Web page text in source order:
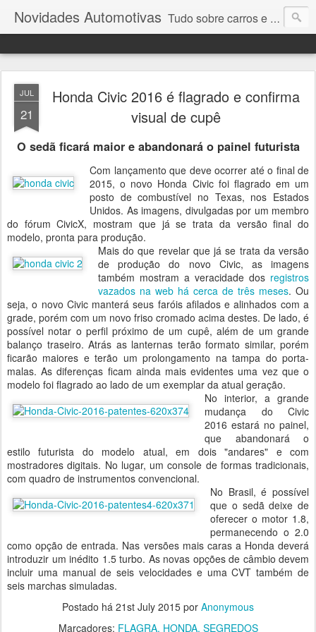
Novidades Automotivas Tudo sobre carros e motores
JUL
21
Honda Civic 2016 é flagrado e confirma
visual de cupê
O sedã ficará maior e abandonará o painel futurista
Com lançamento que deve ocorrer até o final de
2015, o novo Honda Civic foi flagrado em um
posto de combustível no Texas, nos Estados
Unidos. As imagens, divulgadas por um membro
do fórum CivicX, mostram que já se trata da versão final do
modelo, pronta para produção.
Mais do que revelar que já se trata da versão
de produção do novo Civic, as imagens
também mostram a veracidade dos registros
vazados na web há cerca de três meses. Ou
seja, o novo Civic manterá seus faróis afilados e alinhados com a
grade, porém com um novo friso cromado acima destes. De lado, é
possível notar o perfil próximo de um cupê, além de um grande
balanço traseiro. Atrás as lanternas terão formato similar, porém
ficarão maiores e terão um prolongamento na tampa do porta-
malas. As diferenças ficam ainda mais evidentes uma vez que o
modelo foi flagrado ao lado de um exemplar da atual geração.
No interior, a grande
mudança do Civic
2016 estará no painel,
que abandonará o
estilo futurista do modelo atual, em dois "andares" e com
mostradores digitais. No lugar, um console de formas tradicionais,
com quadro de instrumentos convencional.
No Brasil, é possível
que o sedã deixe de
oferecer o motor 1.8,
permanecendo o 2.0
como opção de entrada. Nas versões mais caras a Honda deverá
introduzir um inédito 1.5 turbo. As novas opções de câmbio devem
incluir uma manual de seis velocidades e uma CVT também de
seis marchas simuladas.
Postado há 21st July 2015 por Anonymous
Marcadores: FLAGRA HONDA SEGREDOS